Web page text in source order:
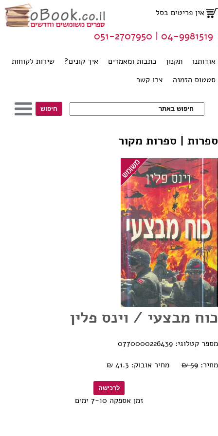
אין פריטים בסל
אודותנו תקנון כתבות ומאמרים איך קונים?
שירות לקוחות
סטטוס הזמנה
צרו קשר
04-9981519 | 051-2707950
ספרות | ספרות מקור
כוח מבצעי / וינס פלין
מספר קטלוגי: 0770000226439
מחיר: 59 ₪ מחיר אובוק: 41.3 ₪
זמן אספקה 7-10 ימים